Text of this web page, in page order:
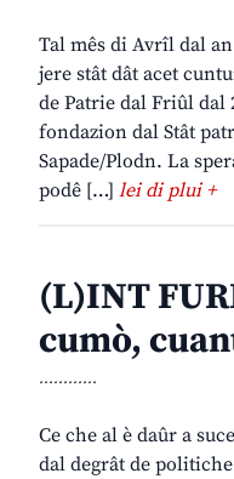
Tal mês di Avrîl dal
jere stât dât acet
de Patrie dal Friûl dal
fondazion dal Stât
Sapade/Plodn. La
podê […] lei di plui +
(L)INT
cumò,
............
Ce che al è daûr a
dal degrât de